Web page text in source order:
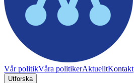
Vår politikVåra politikerAktuelltKontakt
Utforska